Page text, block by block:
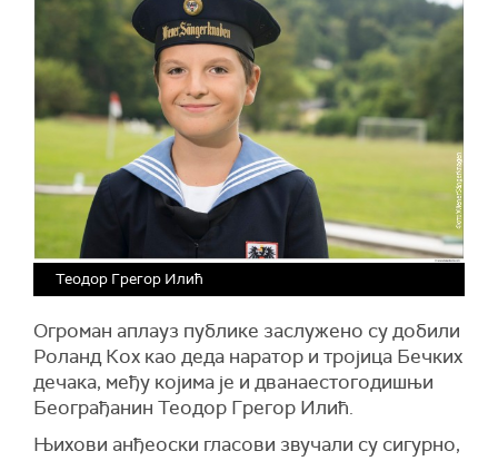
Теодор Грегор Илић
Огроман аплауз публике заслужено су добили
Роланд Кох као деда наратор и тројица Бечких
дечака, међу којима је и дванаестогодишњи
Београђанин Теодор Грегор Илић.
Њихови анђеоски гласови звучали су сигурно,